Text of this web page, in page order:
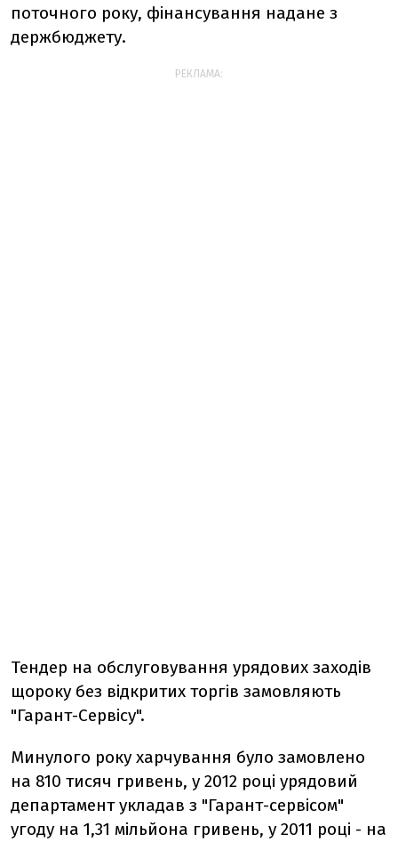
поточного року, фінансування надане з
держбюджету.
РЕКЛАМА:
Тендер на обслуговування урядових заходів
щороку без відкритих торгів замовляють
"Гарант-Сервісу".
Минулого року харчування було замовлено
на 810 тисяч гривень, у 2012 році урядовий
департамент укладав з "Гарант-сервісом"
угоду на 1,31 мільйона гривень, у 2011 році - на